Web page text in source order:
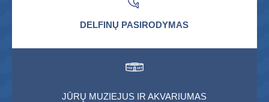
DELFINŲ PASIRODYMAS
JŪRŲ MUZIEJUS IR AKVARIUMAS